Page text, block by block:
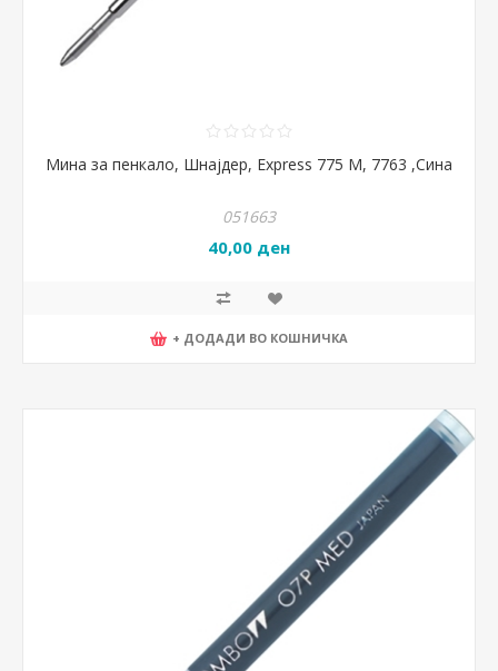
Мина за пенкало, Шнајдер, Express 775 М, 7763 ,Сина
051663
40,00 ден
+ ДОДАДИ ВО КОШНИЧКА